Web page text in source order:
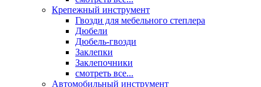
Крепежный инструмент
Гвозди для мебельного степлера
Дюбели
Дюбель-гвозди
Заклепки
Заклепочники
смотреть все...
Автомобильный инструмент